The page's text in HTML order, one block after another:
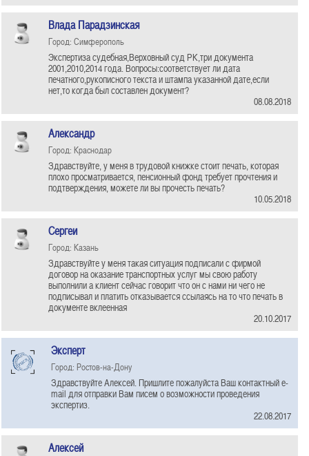
Влада Парадзинская
Город: Симферополь
Экспертиза судебная,Верховный суд РК,три документа
2001,2010,2014 года. Вопросы:соответствует ли дата
печатного,рукописного текста и штампа указанной дате,если
нет,то когда был составлен документ?
08.08.2018
Александр
Город: Краснодар
Здравствуйте, у меня в трудовой книжке стоит печать, которая
плохо просматривается, пенсионный фонд требует прочтения и
подтверждения, можете ли вы прочесть печать?
10.05.2018
Сергеи
Город: Казань
Здравствуйте у меня такая ситуация подписали с фирмой
договор на оказание транспортных услуг мы свою работу
выполнили а клиент сейчас говорит что он с нами ни чего не
подписывал и платить отказывается ссылаясь на то что печать в
документе вклеенная
20.10.2017
Эксперт
Город: Ростов-на-Дону
Здравствуйте Алексей. Пришлите пожалуйста Ваш контактный e-
mail для отправки Вам писем о возможности проведения
экспертиз.
22.08.2017
Алексей